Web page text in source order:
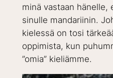
minä vastaan hänelle,
sinulle mandariinin.
kielessä on tosi
oppimista, kun
”omia” kieliämme.